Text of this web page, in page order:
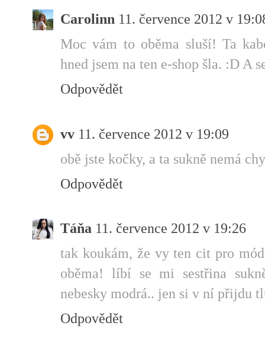
Carolinn 11. července 2012 v
Moc vám to oběma sluší! Ta
hned jsem na ten e-shop šla. :D A
Odpovědět
vv 11. července 2012 v 19:09
obě jste kočky, a ta sukně nemá
Odpovědět
Táňa 11. července 2012 v 19:26
tak koukám, že vy ten cit pro
oběma! líbí se mi sestřina
nebesky modrá.. jen si v ní přijdu
Odpovědět